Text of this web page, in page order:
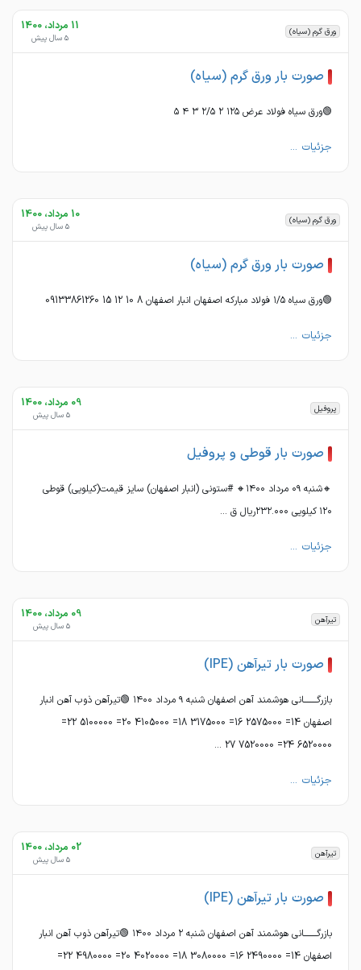
ورق گرم (سیاه) 11 مرداد، 1400
5 سال پیش
صورت بار ورق گرم (سیاه)
🟢ورق سیاه فولاد عرض ١٢۵ ٢ ٢/۵ ٣ ۴ ۵
جزئیات ...
ورق گرم (سیاه) 10 مرداد، 1400
5 سال پیش
صورت بار ورق گرم (سیاه)
🟢ورق سیاه ١/۵ فولاد مبارکه اصفهان انبار اصفهان 8 10 12 15 09133861260
جزئیات ...
پروفیل 09 مرداد، 1400
5 سال پیش
صورت بار قوطی و پروفیل
🔸شنبه ۰۹ مرداد ۱۴۰۰🔸 #ستونی (انبار اصفهان) سایز قیمت(کیلویی) قوطی
۱۲۰ کیلویی ۲۳۲.۰۰۰ریال ق ...
جزئیات ...
تیرآهن 09 مرداد، 1400
5 سال پیش
صورت بار تیرآهن (IPE)
بازرگــــــــانی هوشمند آهن اصفهان شنبه ٩ مرداد ١۴٠٠ 🟢تیرآهن ذوب آهن انبار
اصفهان 14= 2575000 16= 3175000 18= 4105000 20= 5100000 22=
6520000 24= 7520000 27 ...
جزئیات ...
تیرآهن 02 مرداد، 1400
5 سال پیش
صورت بار تیرآهن (IPE)
بازرگــــــــانی هوشمند آهن اصفهان شنبه ٢ مرداد ١۴٠٠ 🟢تیرآهن ذوب آهن انبار
اصفهان 14= 2490000 16= 3080000 18= 4020000 20= 4980000 22=